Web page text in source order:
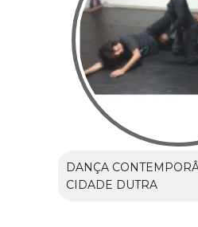
DANÇA
CIDADE DUTRA